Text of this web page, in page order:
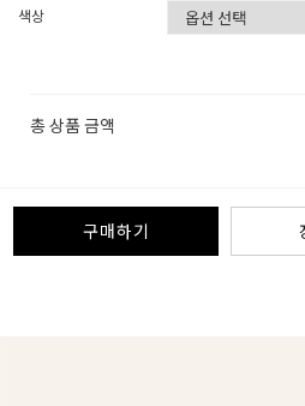
색상
총 상품 금액
구매하기